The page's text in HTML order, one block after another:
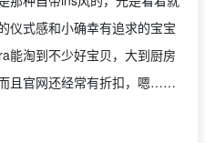
仪式感和小确幸有追求的宝宝
能淘到不少好宝贝，大到厨房
且官网还经常有折扣，嗯……